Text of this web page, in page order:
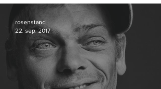
rosenstand
22. sep. 2017